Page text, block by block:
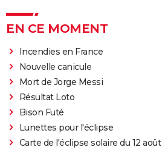
EN CE MOMENT
Incendies en France
Nouvelle canicule
Mort de Jorge Messi
Résultat Loto
Bison Futé
Lunettes pour l'éclipse
Carte de l'éclipse solaire du 12 août